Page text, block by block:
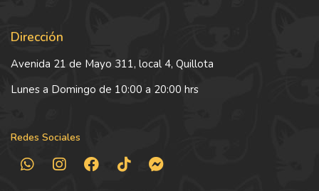
Dirección
Avenida 21 de Mayo 311, local 4, Quillota
Lunes a Domingo de 10:00 a 20:00 hrs
Redes Sociales